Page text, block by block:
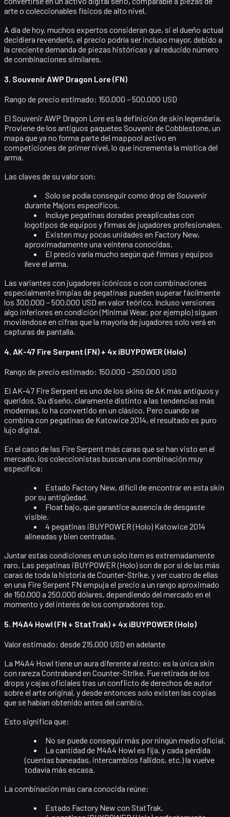
arte o coleccionables físicos de alto nivel.
A día de hoy, muchos expertos consideran que, si el dueño actual
decidiera revenderlo, el precio podría ser incluso mayor, debido a
la creciente demanda de piezas históricas y al reducido número
de combinaciones similares.
3. Souvenir AWP Dragon Lore (FN)
Rango de precio estimado: 150.000 – 500.000 USD
El Souvenir AWP Dragon Lorees la definición de skin legendaria.
Proviene de los antiguos paquetes Souvenir de Cobblestone, un
mapa que ya no forma parte del mappool activo en
competiciones de primer nivel, lo que incrementa la mística del
arma.
Las claves de su valor son:
Solo se podía conseguir como drop de Souvenir
durante Majors específicos.
Incluye pegatinas doradas preaplicadas con
logotipos de equipos y firmas de jugadores profesionales.
Existen muy pocas unidades en Factory New,
aproximadamente una veintena conocidas.
El precio varía mucho según qué firmas y equipos
lleve el arma.
Las variantes con jugadores icónicos o con combinaciones
especialmente limpias de pegatinas pueden superar fácilmente
los 300.000 – 500.000 USD en valor teórico. Incluso versiones
algo inferiores en condición (Minimal Wear, por ejemplo) siguen
moviéndose en cifras que la mayoría de jugadores solo verá en
capturas de pantalla.
4. AK-47 Fire Serpent (FN) + 4x iBUYPOWER (Holo)
Rango de precio estimado: 150.000 – 250.000 USD
El AK-47 Fire Serpent es uno de los skins de AK más antiguos y
queridos. Su diseño, claramente distinto a las tendencias más
modernas, lo ha convertido en un clásico. Pero cuando se
combina con pegatinas de Katowice 2014, el resultado es puro
lujo digital.
En el caso de las Fire Serpent más caras que se han visto en el
mercado, los coleccionistas buscan una combinación muy
específica:
Estado Factory New, difícil de encontrar en esta skin
por su antigüedad.
Float bajo, que garantice ausencia de desgaste
visible.
4 pegatinas iBUYPOWER (Holo) Katowice 2014
alineadas y bien centradas.
Juntar estas condiciones en un solo ítem es extremadamente
raro. Las pegatinas iBUYPOWER (Holo) son de por sí de las más
caras de toda la historia de Counter-Strike, y ver cuatro de ellas
en una Fire Serpent FN empuja el precio a un rango aproximado
de150.000 a 250.000 dólares, dependiendo del mercado en el
momento y del interés de los compradores top.
5. M4A4 Howl (FN + StatTrak) + 4x iBUYPOWER (Holo)
Valor estimado: desde 215.000 USD en adelante
La M4A4 Howl tiene un aura diferente al resto: es la única skin
con rareza Contraband en Counter-Strike. Fue retirada de los
drops y cajas oficiales tras un conflicto de derechos de autor
sobre el arte original, y desde entonces solo existen las copias
que se habían obtenido antes del cambio.
Esto significa que:
No se puede conseguir más por ningún medio oficial.
La cantidad de M4A4 Howl es fija, y cada pérdida
(cuentas baneadas, intercambios fallidos, etc.) la vuelve
todavía más escasa.
La combinación más cara conocida reúne:
Estado Factory New con StatTrak.